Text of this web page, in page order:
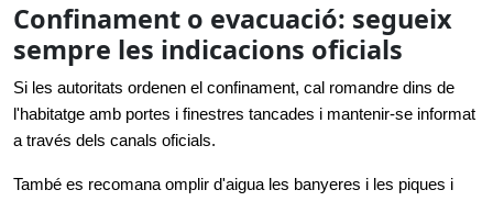
Confinament o evacuació: segueix
sempre les indicacions oficials
Si les autoritats ordenen el confinament, cal romandre dins de
l'habitatge amb portes i finestres tancades i mantenir-se informat
a través dels canals oficials.
També es recomana omplir d'aigua les banyeres i les piques i